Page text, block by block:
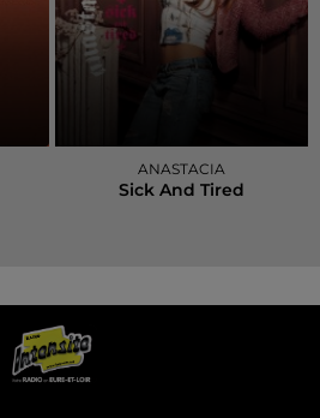
ANASTACIA
Sick And Tired